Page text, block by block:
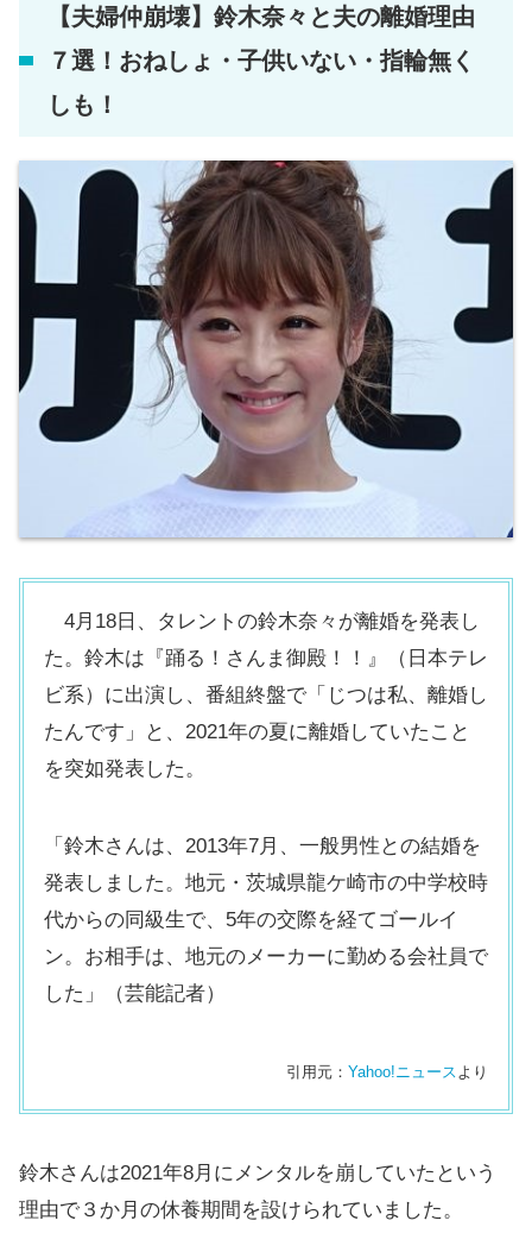
【夫婦仲崩壊】鈴木奈々と夫の離婚理由
７選！おねしょ・子供いない・指輪無く
しも！
4月18日、タレントの鈴木奈々が離婚を発表し
た。鈴木は『踊る！さんま御殿！！』（日本テレ
ビ系）に出演し、番組終盤で「じつは私、離婚し
たんです」と、2021年の夏に離婚していたこと
を突如発表した。
「鈴木さんは、2013年7月、一般男性との結婚を
発表しました。地元・茨城県龍ケ崎市の中学校時
代からの同級生で、5年の交際を経てゴールイ
ン。お相手は、地元のメーカーに勤める会社員で
した」（芸能記者）
引用元： Yahoo!ニュースより
鈴木さんは2021年8月にメンタルを崩していたという
理由で３か月の休養期間を設けられていました。